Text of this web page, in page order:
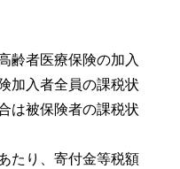
齢者医療保険の加入
加入者全員の課税状
は被保険者の課税状
たり、寄付金等税額